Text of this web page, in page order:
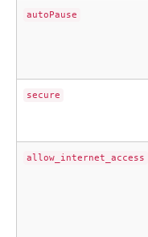
autoPause
secure
allow_internet_access